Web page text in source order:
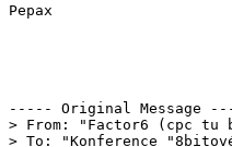
Pepax
> From: "Factor6 (cpc tu